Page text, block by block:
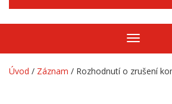
Zobrazit/
navigaci
Úvod / Záznam / Rozhodnutí o zrušení